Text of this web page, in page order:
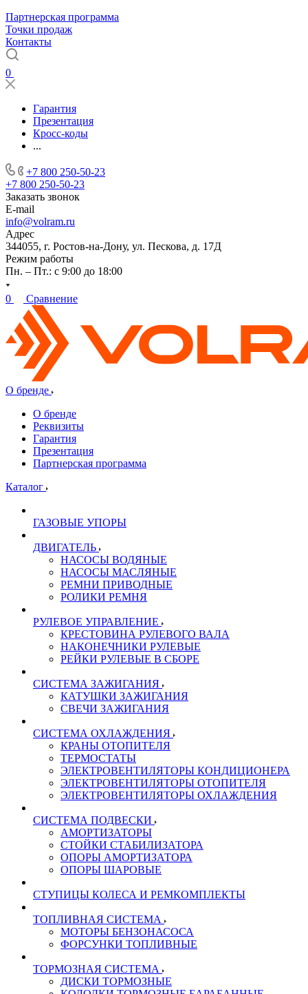
Партнерская программа
Точки продаж
Контакты
0
Гарантия
Презентация
Кросс-коды
...
+7 800 250-50-23
+7 800 250-50-23
Заказать звонок
E-mail
info@volram.ru
Адрес
344055, г. Ростов-на-Дону, ул. Пескова, д. 17Д
Режим работы
Пн. – Пт.: с 9:00 до 18:00
0 Сравнение
О бренде
О бренде
Реквизиты
Гарантия
Презентация
Партнерская программа
Каталог
ГАЗОВЫЕ УПОРЫ
ДВИГАТЕЛЬ
НАСОСЫ ВОДЯНЫЕ
НАСОСЫ МАСЛЯНЫЕ
РЕМНИ ПРИВОДНЫЕ
РОЛИКИ РЕМНЯ
РУЛЕВОЕ УПРАВЛЕНИЕ
КРЕСТОВИНА РУЛЕВОГО ВАЛА
НАКОНЕЧНИКИ РУЛЕВЫЕ
РЕЙКИ РУЛЕВЫЕ В СБОРЕ
СИСТЕМА ЗАЖИГАНИЯ
КАТУШКИ ЗАЖИГАНИЯ
СВЕЧИ ЗАЖИГАНИЯ
СИСТЕМА ОХЛАЖДЕНИЯ
КРАНЫ ОТОПИТЕЛЯ
ТЕРМОСТАТЫ
ЭЛЕКТРОВЕНТИЛЯТОРЫ КОНДИЦИОНЕРА
ЭЛЕКТРОВЕНТИЛЯТОРЫ ОТОПИТЕЛЯ
ЭЛЕКТРОВЕНТИЛЯТОРЫ ОХЛАЖДЕНИЯ
СИСТЕМА ПОДВЕСКИ
АМОРТИЗАТОРЫ
СТОЙКИ СТАБИЛИЗАТОРА
ОПОРЫ АМОРТИЗАТОРА
ОПОРЫ ШАРОВЫЕ
СТУПИЦЫ КОЛЕСА И РЕМКОМПЛЕКТЫ
ТОПЛИВНАЯ СИСТЕМА
МОТОРЫ БЕНЗОНАСОСА
ФОРСУНКИ ТОПЛИВНЫЕ
ТОРМОЗНАЯ СИСТЕМА
ДИСКИ ТОРМОЗНЫЕ